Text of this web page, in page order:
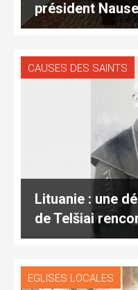
président
CAUSES DES SAINTS
Lituanie : une
de Telšiai
EGLISES LOCALES